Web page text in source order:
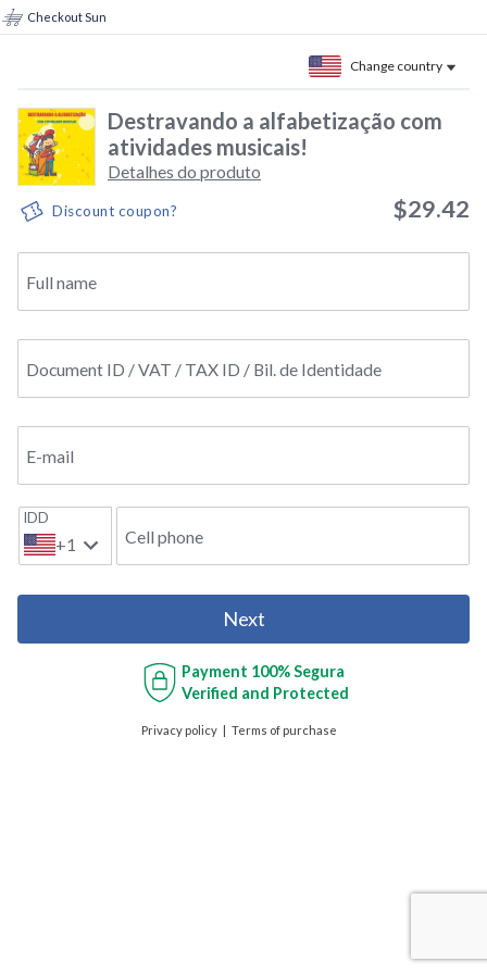
Checkout Sun
Change country
Destravando a alfabetização com
atividades musicais!
Detalhes do produto
Discount coupon? $29.42
Full name
Document ID / VAT / TAX ID / Bil. de Identidade
E-mail
IDD
+1 Cell phone
Next
Payment 100% Segura
Verified and Protected
Privacy policy Terms of purchase